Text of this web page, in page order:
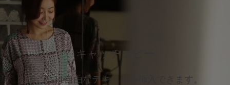
キャッチコピー
ここには自由なテキストを挿入できます。